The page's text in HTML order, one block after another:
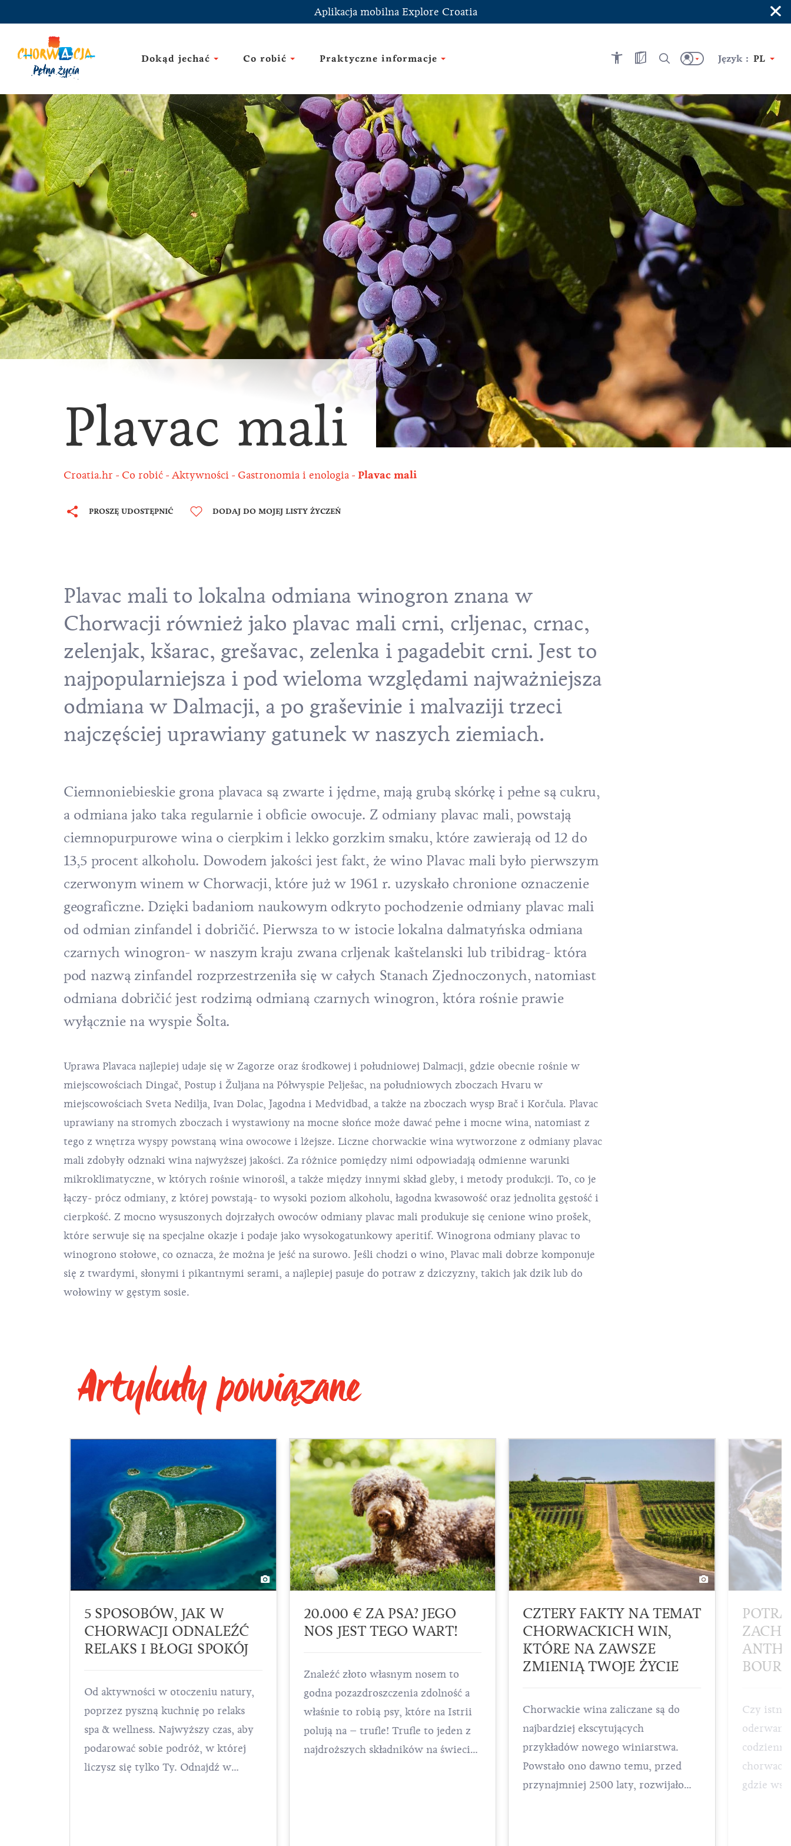
Aplikacja mobilna Explore Croatia ×
Dokąd jechać Co robić Praktyczne informacje Język : PL
Plavac mali
Croatia.hr Co robić Aktywności Gastronomia i enologia Plavac mali
PROSZĘ UDOSTĘPNIĆ DODAJ DO MOJEJ LISTY ŻYCZEŃ
Plavac mali to lokalna odmiana winogron znana w
Chorwacji również jako plavac mali crni, crljenac, crnac,
zelenjak, kšarac, grešavac, zelenka i pagadebit crni. Jest to
najpopularniejsza i pod wieloma względami najważniejsza
odmiana w Dalmacji, a po graševinie i malvaziji trzeci
najczęściej uprawiany gatunek w naszych ziemiach.
Ciemnoniebieskie grona plavaca są zwarte i jędrne, mają grubą skórkę i pełne są cukru,
a odmiana jako taka regularnie i obficie owocuje. Z odmiany plavac mali, powstają
ciemnopurpurowe wina o cierpkim i lekko gorzkim smaku, które zawierają od 12 do
13,5 procent alkoholu. Dowodem jakości jest fakt, że wino Plavac mali było pierwszym
czerwonym winem w Chorwacji, które już w 1961 r. uzyskało chronione oznaczenie
geograficzne. Dzięki badaniom naukowym odkryto pochodzenie odmiany plavac mali
od odmian zinfandel i dobričić. Pierwsza to w istocie lokalna dalmatyńska odmiana
czarnych winogron- w naszym kraju zwana crljenak kaštelanski lub tribidrag- która
pod nazwą zinfandel rozprzestrzeniła się w całych Stanach Zjednoczonych, natomiast
odmiana dobričić jest rodzimą odmianą czarnych winogron, która rośnie prawie
wyłącznie na wyspie Šolta.
Uprawa Plavaca najlepiej udaje się w Zagorze oraz środkowej i południowej Dalmacji, gdzie obecnie rośnie w
miejscowościach Dingač, Postup i Žuljana na Półwyspie Pelješac, na południowych zboczach Hvaru w
miejscowościach Sveta Nedilja, Ivan Dolac, Jagodna i Medvidbad, a także na zboczach wysp Brač i Korčula. Plavac
uprawiany na stromych zboczach i wystawiony na mocne słońce może dawać pełne i mocne wina, natomiast z
tego z wnętrza wyspy powstaną wina owocowe i lżejsze. Liczne chorwackie wina wytworzone z odmiany plavac
mali zdobyły odznaki wina najwyższej jakości. Za różnice pomiędzy nimi odpowiadają odmienne warunki
mikroklimatyczne, w których rośnie winorośl, a także między innymi skład gleby, i metody produkcji. To, co je
łączy- prócz odmiany, z której powstają- to wysoki poziom alkoholu, łagodna kwasowość oraz jednolita gęstość i
cierpkość. Z mocno wysuszonych dojrzałych owoców odmiany plavac mali produkuje się cenione wino prošek,
które serwuje się na specjalne okazje i podaje jako wysokogatunkowy aperitif. Winogrona odmiany plavac to
winogrono stołowe, co oznacza, że można je jeść na surowo. Jeśli chodzi o wino, Plavac mali dobrze komponuje
się z twardymi, słonymi i pikantnymi serami, a najlepiej pasuje do potraw z dziczyzny, takich jak dzik lub do
wołowiny w gęstym sosie.
Artykuły powiązane
5 SPOSOBÓW, JAK W
CHORWACJI ODNALEŹĆ
RELAKS I BŁOGI SPOKÓJ
Od aktywności w otoczeniu natury,
poprzez pyszną kuchnię po relaks
spa & wellness. Najwyższy czas, aby
podarować sobie podróż, w której
liczysz się tylko Ty. Odnajdź w
20.000 € ZA PSA? JEGO
NOS JEST TEGO WART!
Znaleźć złoto własnym nosem to
godna pozazdroszczenia zdolność a
właśnie to robią psy, które na Istrii
polują na – trufle! Trufle to jeden z
najdroższych składników na świecie
CZTERY FAKTY NA TEMAT
CHORWACKICH WIN,
KTÓRE NA ZAWSZE
ZMIENIĄ TWOJE ŻYCIE
Chorwackie wina zaliczane są do
najbardziej ekscytujących
przykładów nowego winiarstwa.
Powstało ono dawno temu, przed
przynajmniej 2500 laty, rozwijało
Czy
gdzie